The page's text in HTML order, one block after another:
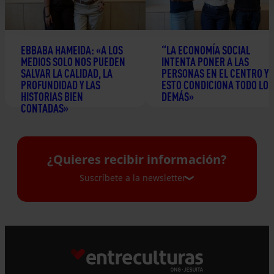
EBBABA HAMEIDA: «A LOS
MEDIOS SOLO NOS PUEDEN
SALVAR LA CALIDAD, LA
PROFUNDIDAD Y LAS
HISTORIAS BIEN
CONTADAS»
“LA ECONOMÍA SOCIAL
INTENTA PONER A LAS
PERSONAS EN EL CENTRO Y
ESTO CONDICIONA TODO LO
DEMÁS»
¿Quieres recibir información?
Suscríbete a la newsletter
Si quieres recibir nuestra newsletter mensual
y los correos puntuales en los que te